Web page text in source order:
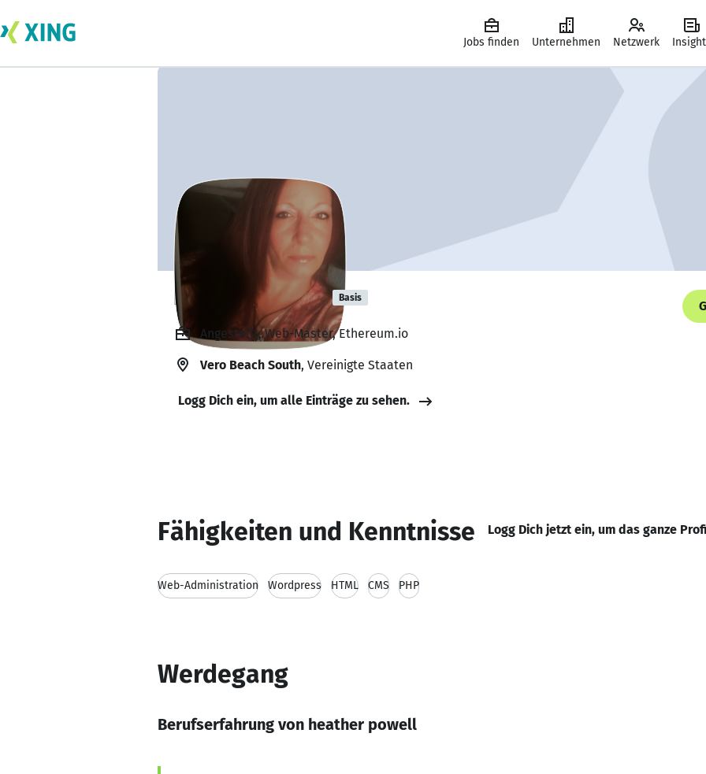
Jobs finden Unternehmen Netzwerk
heather powell Basis
Angestellt, Web-Master, Ethereum.io
Vero Beach South, Vereinigte Staaten
Logg Dich ein, um alle Einträge zu sehen.
Fähigkeiten und Kenntnisse Logg Dich jetzt ein, um das ganze
Web-Administration Wordpress HTML CMS PHP
Werdegang
Berufserfahrung von heather powell